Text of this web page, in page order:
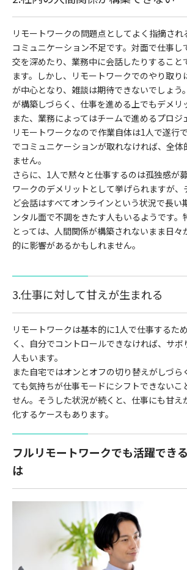
リモートワークの問題点としてよく指摘さ
コミュニケーション不足です。対面で仕事し
交を深めたり、業務中に会話したりすること
ます。しかし、リモートワークでのやり取り
が中心となり、雑談は期待できないでしょう
が構築しづらく、仕事を進める上でもデメリ
また、業務によってはチームで進めるプロジ
リモートワークなので作業自体は1人で遂行
でコミュニケーションが取れなければ、全体
ません。
さらに、1人で黙々と仕事するのは孤独感が
ワークのデメリットとして挙げられますが
ど会話はすべてオンラインという状況で長い
ンタル面で不調をきたす人もいるようです。
とっては、人間関係が構築されないまま日
的に影響があるかもしれません。
3.仕事に対して甘えが生まれる
リモートワークは基本的に1人で仕事するた
く、自分でコントロールできなければ、サボ
人もいます。
また自宅ではオンとオフの切り替えがしづら
ても気持ちが仕事モードにシフトできないこ
せん。そうした状況が続くと、仕事にも甘え
化するケースもあります。
フルリモートワークでも活躍でき
は